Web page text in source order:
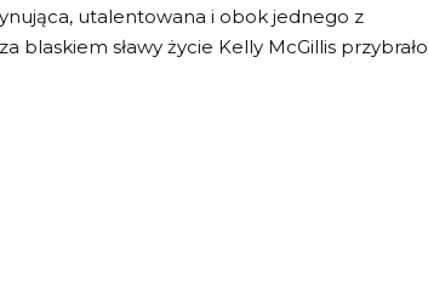
utalentowana i obok jednego z
blaskiem sławy życie Kelly McGillis przybrało